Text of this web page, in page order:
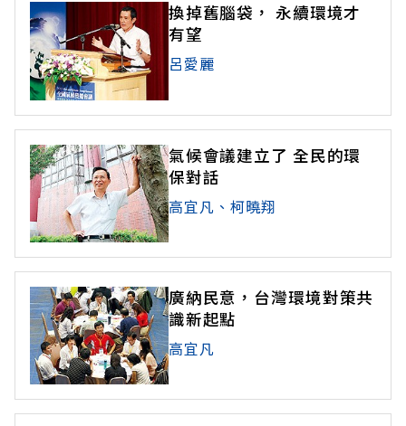
換掉舊腦袋， 永續環境才
有望
呂愛麗
氣候會議建立了 全民的環
保對話
高宜凡、柯曉翔
廣納民意，台灣環境對策共
識新起點
高宜凡